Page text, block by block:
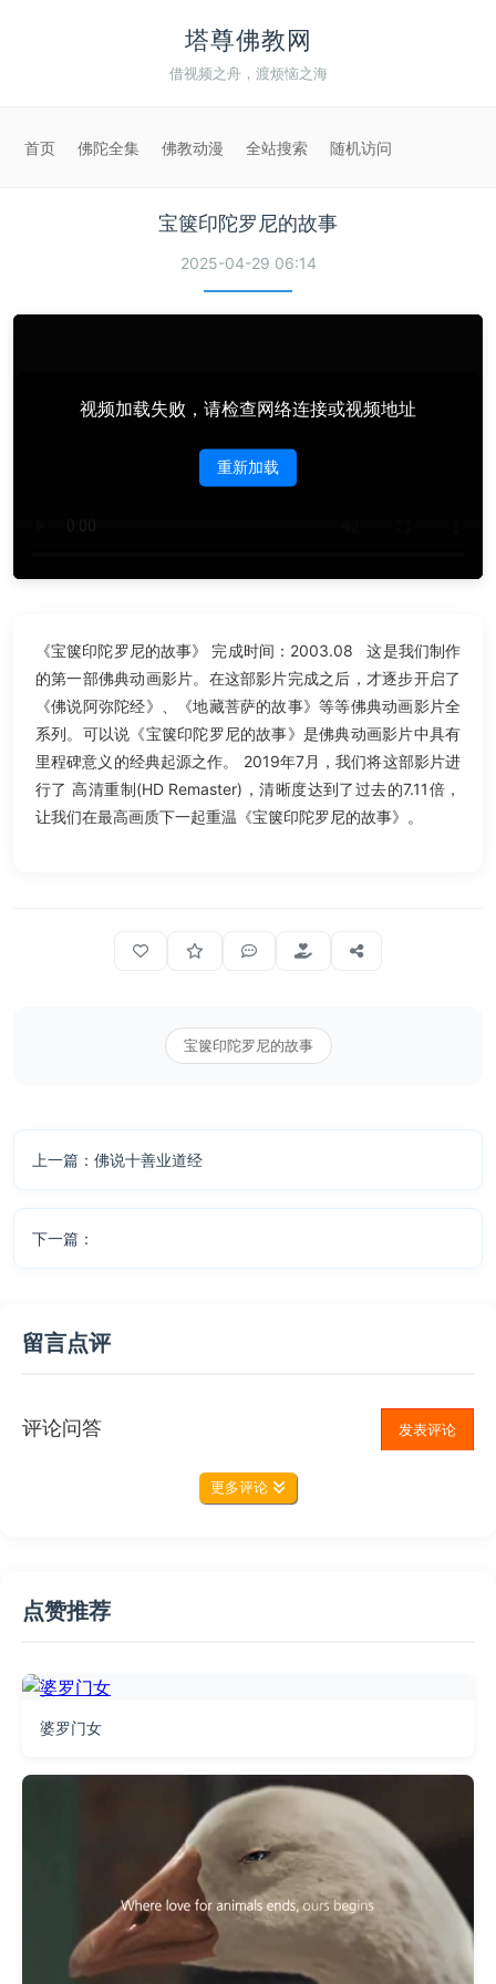
塔尊佛教网
借视频之舟，渡烦恼之海
首页 佛陀全集 佛教动漫 全站搜索 随机访问
宝箧印陀罗尼的故事
2025-04-29 06:14
视频加载失败，请检查网络连接或视频地址
重新加载
《宝箧印陀罗尼的故事》 完成时间：2003.08 这是我们制作
的第一部佛典动画影片。在这部影片完成之后，才逐步开启了
《佛说阿弥陀经》、《地藏菩萨的故事》等等佛典动画影片全
系列。可以说《宝箧印陀罗尼的故事》是佛典动画影片中具有
里程碑意义的经典起源之作。 2019年7月，我们将这部影片进
行了 高清重制(HD Remaster)，清晰度达到了过去的7.11倍，
让我们在最高画质下一起重温《宝箧印陀罗尼的故事》。
宝箧印陀罗尼的故事
上一篇：佛说十善业道经
下一篇：
留言点评
评论问答 发表评论
更多评论
点赞推荐
婆罗门女